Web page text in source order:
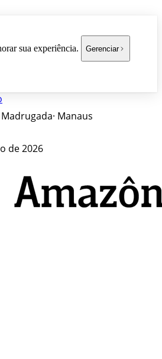
sua experiência. Gerenciar
Madrugada· Manaus
de 2026